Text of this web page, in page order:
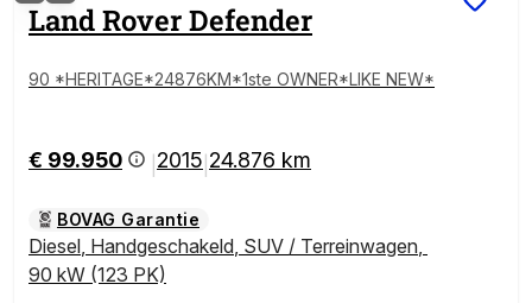
Land RoverDefender
90 *HERITAGE*24876KM*1ste OWNER*LIKE NEW*
€ 99.950 2015 24.876 km
BOVAG Garantie
Diesel, Handgeschakeld, SUV / Terreinwagen,
90 kW (123 PK)